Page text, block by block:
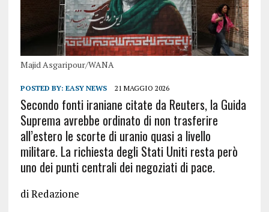
Majid Asgaripour/WANA
POSTED BY: EASY NEWS 21 MAGGIO 2026
Secondo fonti iraniane citate da Reuters, la Guida
Suprema avrebbe ordinato di non trasferire
all’estero le scorte di uranio quasi a livello
militare. La richiesta degli Stati Uniti resta però
uno dei punti centrali dei negoziati di pace.
di Redazione